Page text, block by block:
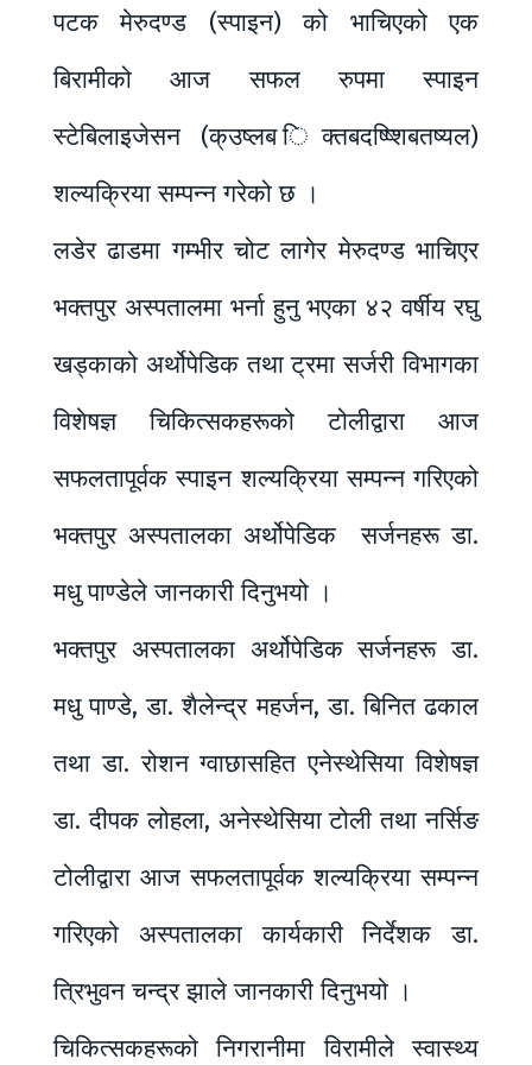
पटक मेरुदण्ड (स्पाइन) को भाचिएको एक
बिरामीको आज सफल रुपमा स्पाइन
स्टेबिलाइजेसन (क्उष्लब िक्तबदष्ष्शिबतष्यल)
शल्यक्रिया सम्पन्न गरेको छ ।
लडेर ढाडमा गम्भीर चोट लागेर मेरुदण्ड भाचिएर
भक्तपुर अस्पतालमा भर्ना हुनु भएका ४२ वर्षीय रघु
खड्काको अर्थोपेडिक तथा ट्रमा सर्जरी विभागका
विशेषज्ञ चिकित्सकहरूको टोलीद्वारा आज
सफलतापूर्वक स्पाइन शल्यक्रिया सम्पन्न गरिएको
भक्तपुर अस्पतालका अर्थोपेडिक सर्जनहरू डा.
मधु पाण्डेले जानकारी दिनुभयो ।
भक्तपुर अस्पतालका अर्थोपेडिक सर्जनहरू डा.
मधु पाण्डे, डा. शैलेन्द्र महर्जन, डा. बिनित ढकाल
तथा डा. रोशन ग्वाछासहित एनेस्थेसिया विशेषज्ञ
डा. दीपक लोहला, अनेस्थेसिया टोली तथा नर्सिङ
टोलीद्वारा आज सफलतापूर्वक शल्यक्रिया सम्पन्न
गरिएको अस्पतालका कार्यकारी निर्देशक डा.
त्रिभुवन चन्द्र झाले जानकारी दिनुभयो ।
चिकित्सकहरूको निगरानीमा विरामीले स्वास्थ्य